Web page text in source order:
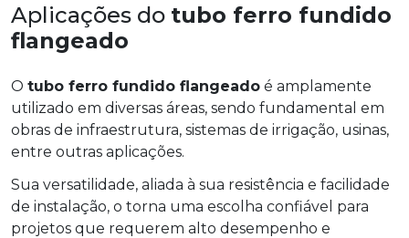
Aplicações do tubo ferro fundido
flangeado
O tubo ferro fundido flangeado é amplamente
utilizado em diversas áreas, sendo fundamental em
obras de infraestrutura, sistemas de irrigação, usinas,
entre outras aplicações.
Sua versatilidade, aliada à sua resistência e facilidade
de instalação, o torna uma escolha confiável para
projetos que requerem alto desempenho e